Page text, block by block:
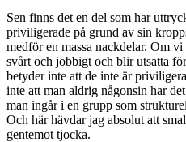
Sen finns det en del som har
priviligerade på grund av sin
medför en massa nackdelar. Om vi
svårt och jobbigt och blir utsatta
betyder inte att de inte är
inte att man aldrig någonsin har
man ingår i en grupp som
Och här hävdar jag absolut att
gentemot tjocka.